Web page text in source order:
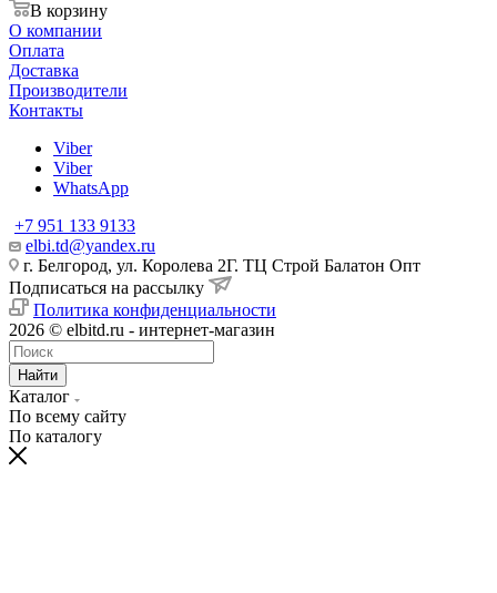
В корзину
О компании
Оплата
Доставка
Производители
Контакты
Viber
Viber
WhatsApp
+7 951 133 9133
elbi.td@yandex.ru
г. Белгород, ул. Королева 2Г. ТЦ Строй Балатон Опт
Подписаться на рассылку
Политика конфиденциальности
2026 © elbitd.ru - интернет-магазин
Найти
Каталог
По всему сайту
По каталогу